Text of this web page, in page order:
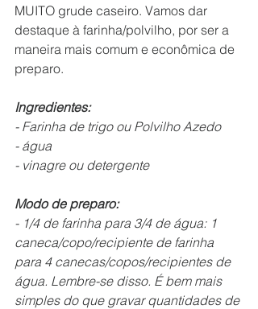
MUITO grude caseiro. Vamos dar
destaque à farinha/polvilho, por ser a
maneira mais comum e econômica de
preparo.
Ingredientes:
- Farinha de trigo ou Polvilho Azedo
- água
- vinagre ou detergente
Modo de preparo:
- 1/4 de farinha para 3/4 de água: 1
caneca/copo/recipiente de farinha
para 4 canecas/copos/recipientes de
água. Lembre-se disso. É bem mais
simples do que gravar quantidades de